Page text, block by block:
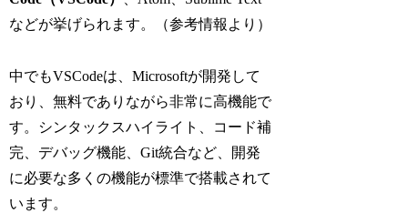
などが挙げられます。（参考情報より）
中でもVSCodeは、Microsoftが開発して
おり、無料でありながら非常に高機能で
す。シンタックスハイライト、コード補
完、デバッグ機能、Git統合など、開発
に必要な多くの機能が標準で搭載されて
います。